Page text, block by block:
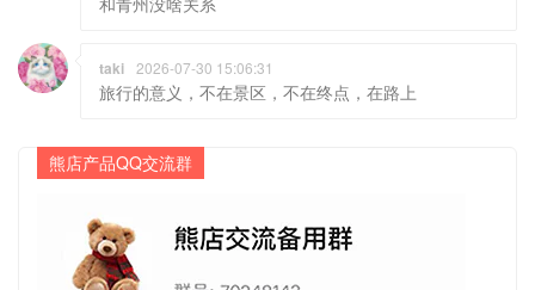
taki 2026-07-30 15:06:31
旅行的意义，不在景区，不在终点，在路上
熊店产品QQ交流群